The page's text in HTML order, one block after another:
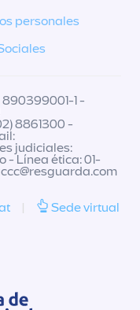
personales
1 -
8861300 -
judiciales:
- Línea ética: 01-
| Sede virtual